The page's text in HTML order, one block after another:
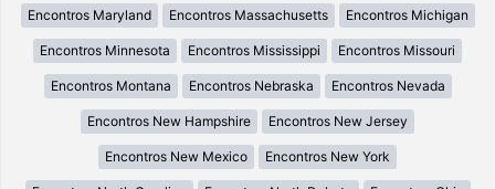
Encontros Maryland Encontros Massachusetts Encontros Michigan
Encontros Minnesota Encontros Mississippi Encontros Missouri
Encontros Montana Encontros Nebraska Encontros Nevada
Encontros New Hampshire Encontros New Jersey
Encontros New Mexico Encontros New York